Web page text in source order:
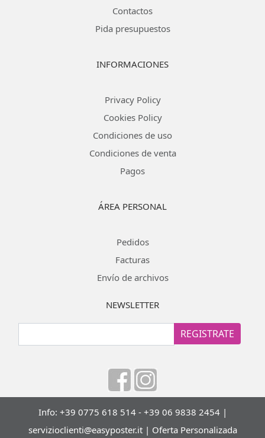
Contactos
Pida presupuestos
INFORMACIONES
Privacy Policy
Cookies Policy
Condiciones de uso
Condiciones de venta
Pagos
ÁREA PERSONAL
Pedidos
Facturas
Envío de archivos
NEWSLETTER
REGISTRATE
Info: +39 0775 618 514 - +39 06 9838 2454 |
servizioclienti@easyposter.it| Oferta Personalizada